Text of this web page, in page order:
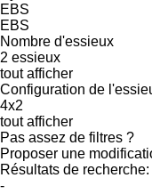
EBS
EBS
Nombre d'essieux
2 essieux
tout afficher
Configuration de
4x2
tout afficher
Pas assez de filtres ?
Proposer une
Résultats de recherche:
-